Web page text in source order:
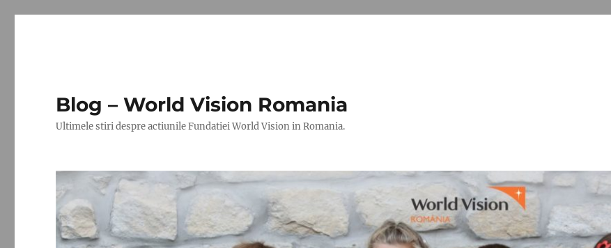
Blog – World Vision Romania
Ultimele stiri despre actiunile Fundatiei World Vision in Romania.